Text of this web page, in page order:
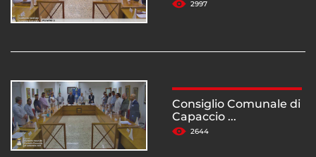
2997
Consiglio Comunale di
Capaccio ...
2644